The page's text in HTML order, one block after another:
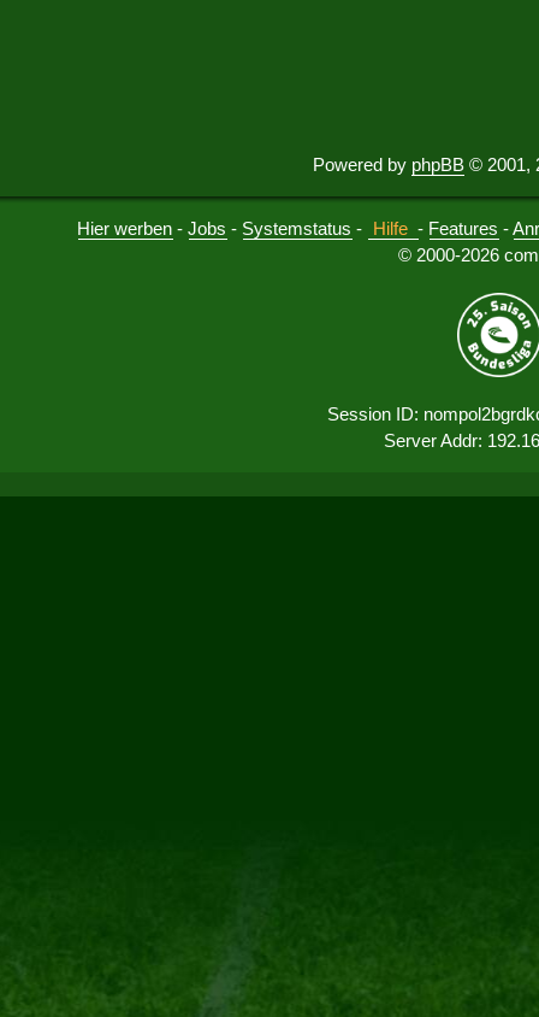
Powered by phpBB © 2001,
Hier werben -Jobs - Systemstatus - Hilfe - Features -
© 2000-2026
Session ID:
Server Addr: